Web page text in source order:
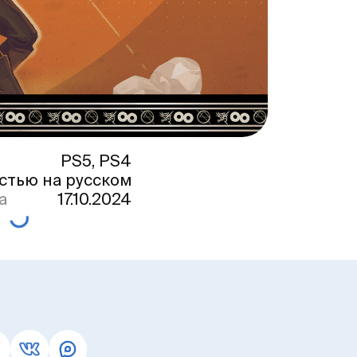
PS5, PS4
на русском
17.10.2024